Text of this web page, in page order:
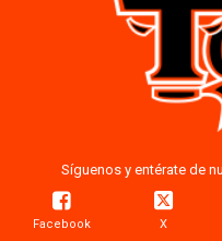
Síguenos y entérate de
Facebook X